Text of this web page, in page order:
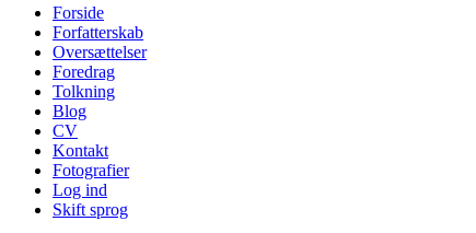
Forside
Forfatterskab
Oversættelser
Foredrag
Tolkning
Blog
CV
Kontakt
Fotografier
Log ind
Skift sprog